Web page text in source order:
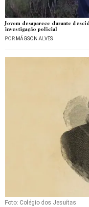
Jovem desaparece durante
investigação policial
POR MÁGSON ALVES
Foto: Colégio dos Jesuítas